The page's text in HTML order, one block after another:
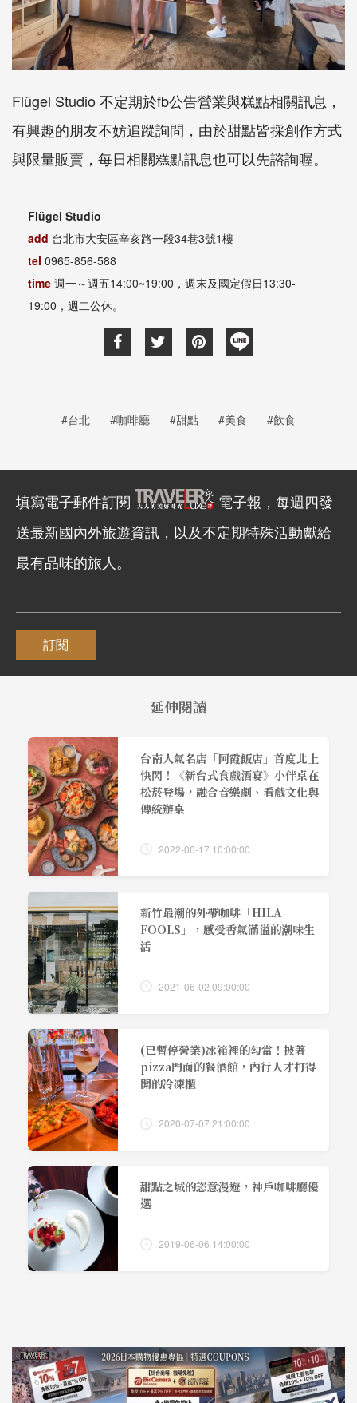
Flügel Studio 不定期於fb公告營業與糕點相關訊息，
有興趣的朋友不妨追蹤詢問，由於甜點皆採創作方式
與限量販賣，每日相關糕點訊息也可以先諮詢喔。
Flügel Studio
add 台北市大安區辛亥路一段34巷3號1樓
tel 0965-856-588
time 週一～週五14:00~19:00，週末及國定假日13:30-
19:00，週二公休。
#台北 #咖啡廳 #甜點 #美食 #飲食
填寫電子郵件訂閱
電子報，每週四發
送最新國內外旅遊資訊，以及不定期特殊活動獻給
最有品味的旅人。
訂閱
延伸閱讀
台南人氣名店「阿霞飯店」首度北上
快閃！《新台式食戲酒宴》小伴桌在
松菸登場，融合音樂劇、看戲文化與
傳統辦桌
2022-06-17 10:00:00
新竹最潮的外帶咖啡「HILA
FOOLS」，感受香氣滿溢的潮味生
活
2021-06-02 09:00:00
(已暫停營業)冰箱裡的勾當！披著
pizza門面的餐酒館，內行人才打得
開的冷凍櫃
2020-07-07 21:00:00
甜點之城的恣意漫遊，神戶咖啡廳優
選
2019-06-06 14:00:00